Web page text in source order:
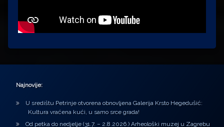
Najnovije:
U središtu Petrinje otvorena obnovljena Galerija Krsto Hegedušić:
Kultura vraćena kući, u samo srce grada!
Od petka do nedjelje (31.7. – 2.8.2026.) Arheološki muzej u Zagrebu